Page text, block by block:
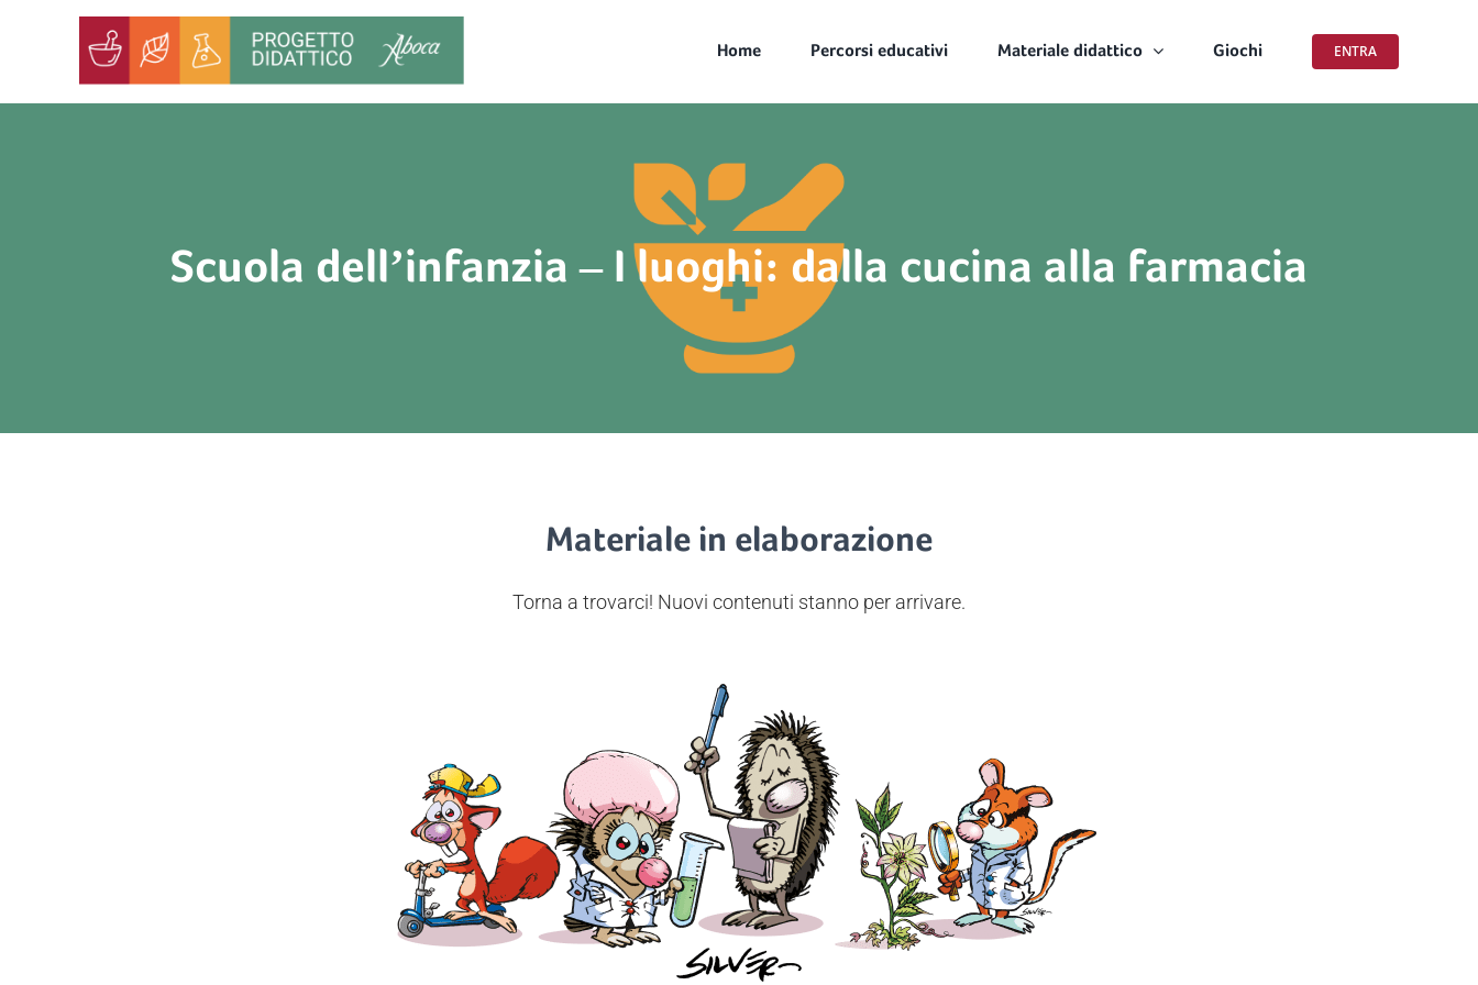
contenuto
Home Percorsi educativi Materiale didattico Giochi ENTRA
Scuola dell’infanzia – I luoghi: dalla cucina alla farmacia
Materiale in elaborazione
Torna a trovarci! Nuovi contenuti stanno per arrivare.